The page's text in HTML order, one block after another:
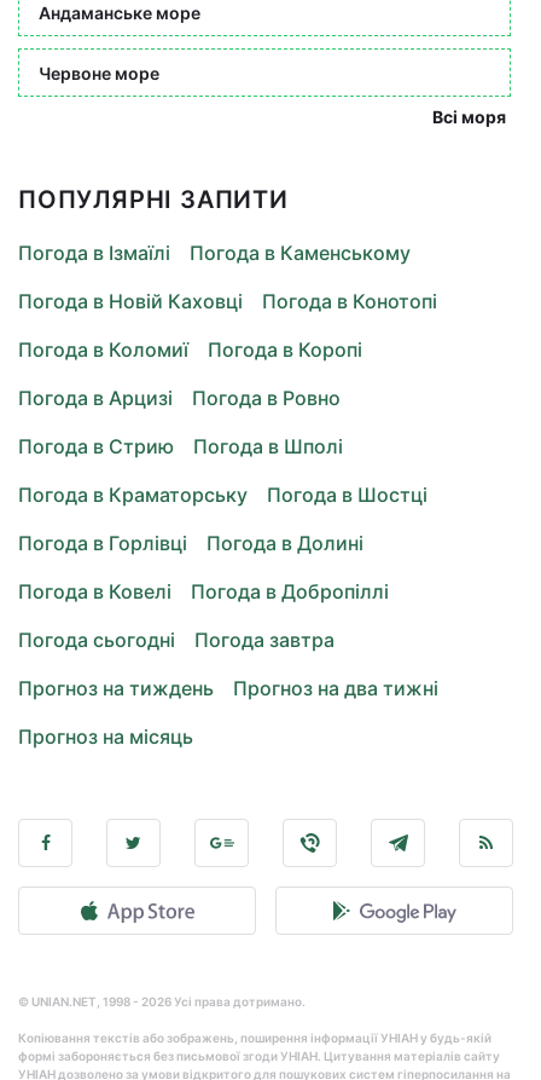
Андаманське море
Червоне море
Всі моря
ПОПУЛЯРНІ ЗАПИТИ
Погода в Ізмаїлі
Погода в Каменському
Погода в Новій Каховці
Погода в Конотопі
Погода в Коломиї
Погода в Коропі
Погода в Арцизі
Погода в Ровно
Погода в Стрию
Погода в Шполі
Погода в Краматорську
Погода в Шостці
Погода в Горлівці
Погода в Долині
Погода в Ковелі
Погода в Добропіллі
Погода сьогодні
Погода завтра
Прогноз на тиждень
Прогноз на два тижні
Прогноз на місяць
© UNIAN.NET, 1998 - 2026 Усі права дотримано.
Копіювання текстів або зображень, поширення інформації УНІАН у будь-якій
формі забороняється без письмової згоди УНІАН. Цитування матеріалів сайту
УНІАН дозволено за умови відкритого для пошукових систем гіперпосилання на